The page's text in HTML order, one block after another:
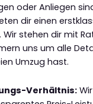
oder Anliegen
dir einen
Wir stehen dir mit
uns um alle
Umzug hast.
Verhältnis: